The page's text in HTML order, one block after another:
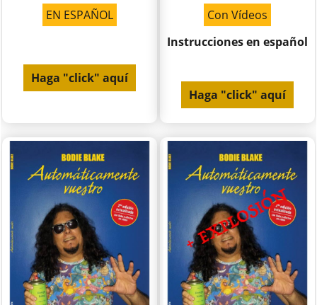
EN ESPAÑOL
Haga "click" aquí
Con Vídeos
Instrucciones en español
Haga "click" aquí